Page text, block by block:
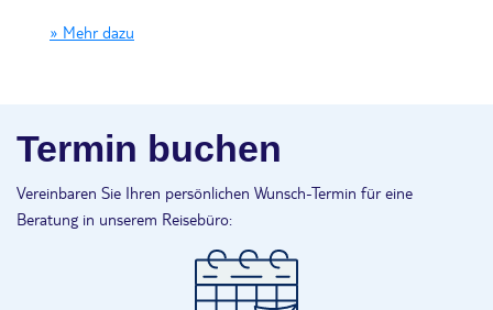
» Mehr dazu
Termin buchen
Vereinbaren Sie Ihren persönlichen Wunsch-Termin für eine
Beratung in unserem Reisebüro: